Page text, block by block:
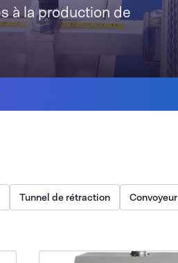
à la production de
Tunnel de rétraction Convoyeur